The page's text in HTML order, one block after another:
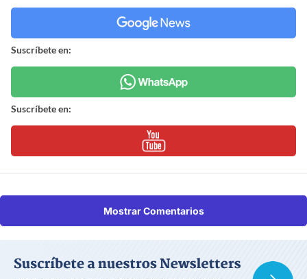
Suscríbete en:
Suscríbete en:
Mostrar Comentarios